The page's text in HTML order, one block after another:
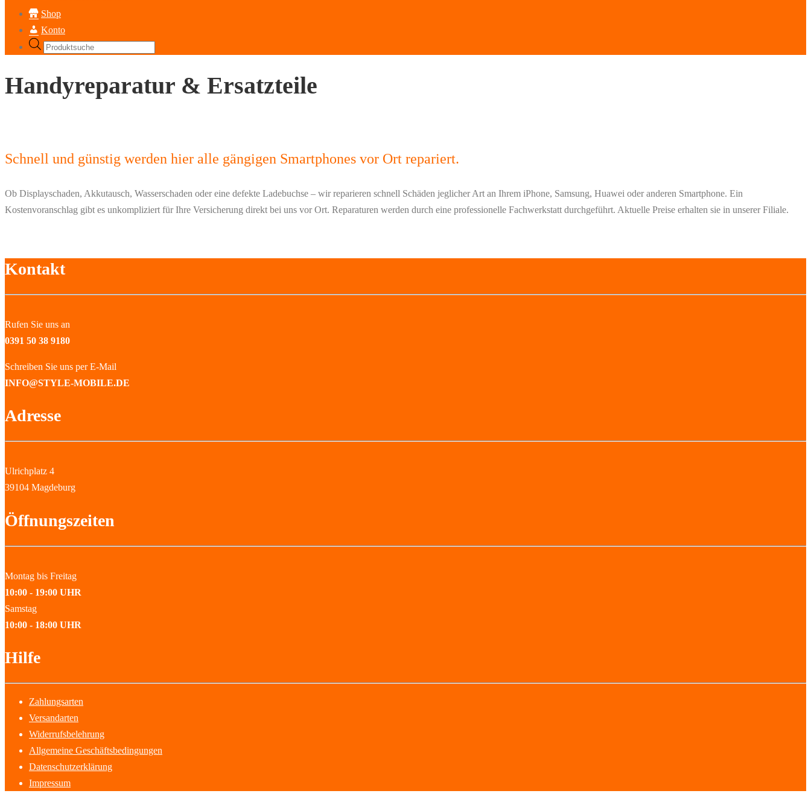
Shop
Konto
Products
Handyreparatur & Ersatzteile
Schnell und günstig werden hier alle gängigen Smartphones vor Ort repariert.
Ob Displayschaden, Akkutausch, Wasserschaden oder eine defekte Ladebuchse – wir reparieren schnell Schäden jeglicher Art an Ihrem iPhone, Samsung, Huawei oder anderen Smartphone. Ein
Kostenvoranschlag gibt es unkompliziert für Ihre Versicherung direkt bei uns vor Ort. Reparaturen werden durch eine professionelle Fachwerkstatt durchgeführt. Aktuelle Preise erhalten sie in unserer Filiale.
Kontakt
Rufen Sie uns an
0391 50 38 9180
Schreiben Sie uns per E-Mail
INFO@STYLE-MOBILE.DE
Adresse
Ulrichplatz 4
39104 Magdeburg
Öffnungszeiten
Montag bis Freitag
10:00 - 19:00 UHR
Samstag
10:00 - 18:00 UHR
Hilfe
Zahlungsarten
Versandarten
Widerrufsbelehrung
Allgemeine Geschäftsbedingungen
Datenschutzerklärung
Impressum